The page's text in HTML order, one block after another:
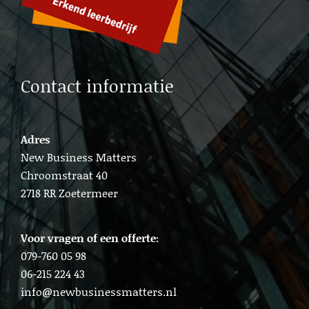
Lead b2b generation Amsterdam
Contact informatie
Adres
New Business Matters
Chroomstraat 40
2718 RR Zoetermeer
Voor vragen of een offerte:
079-760 05 98
06-215 224 43
info@newbusinessmatters.nl